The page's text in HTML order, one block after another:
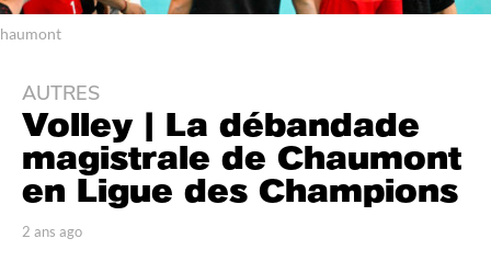
2
a
s
a
g
AUTRES
Volley | La débandade
magistrale de Chaumont
en Ligue des Champions
p
2 ans ago